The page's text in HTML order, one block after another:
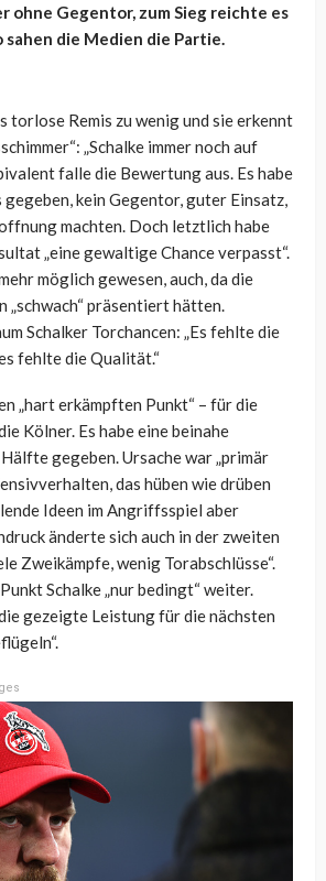
ohne Gegentor, zum Sieg reichte es
sahen die Medien die Partie.
torlose Remis zu wenig und sie erkennt
„Schalke immer noch auf
falle die Bewertung aus. Es habe
kein Gegentor, guter Einsatz,
machten. Doch letztlich habe
„eine gewaltige Chance verpasst“.
möglich gewesen, auch, da die
„schwach“ präsentiert hätten.
Schalker Torchancen: „Es fehlte die
fehlte die Qualität.“
„hart erkämpften Punkt“ – für die
Kölner. Es habe eine beinahe
gegeben. Ursache war „primär
das hüben wie drüben
Ideen im Angriffsspiel aber
änderte sich auch in der zweiten
Zweikämpfe, wenig Torabschlüsse“.
Schalke „nur bedingt“ weiter.
gezeigte Leistung für die nächsten